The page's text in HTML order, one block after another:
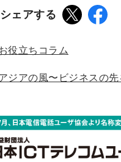
ェアする
役立ちコラム
ジアの風〜ビジネスの先